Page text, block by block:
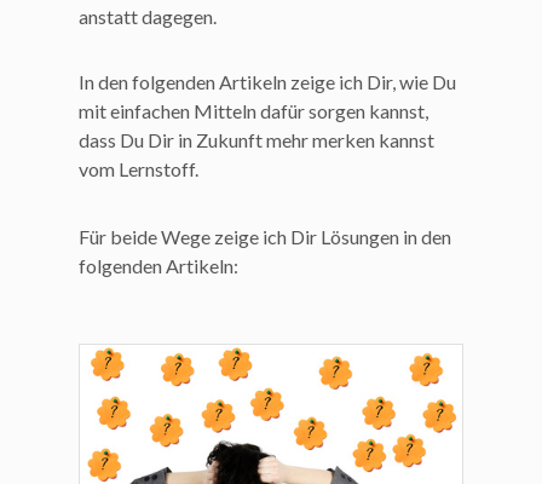
anstatt dagegen.
In den folgenden Artikeln zeige ich Dir, wie Du
mit einfachen Mitteln dafür sorgen kannst,
dass Du Dir in Zukunft mehr merken kannst
vom Lernstoff.
Für beide Wege zeige ich Dir Lösungen in den
folgenden Artikeln: